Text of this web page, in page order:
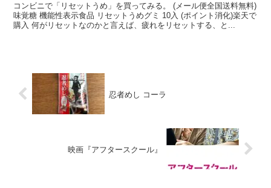
コンビニで「リセットうめ」を買ってみる。 (メール便全国送料無料)
味覚糖 機能性表示食品 リセットうめグミ 10入 (ポイント消化)楽天で
購入 何がリセットなのかと言えば、疲れをリセットする、と...
忍者めし コーラ
映画『アフタースクール』